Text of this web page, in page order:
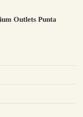
Outlets Punta